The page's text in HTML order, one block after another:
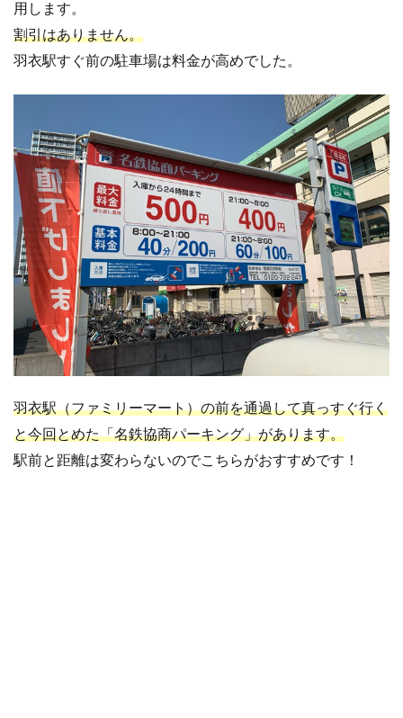
用します。
割引はありません。
羽衣駅すぐ前の駐車場は料金が高めでした。
羽衣駅（ファミリーマート）の前を通過して真っすぐ行く
と今回とめた「名鉄協商パーキング」があります。
駅前と距離は変わらないのでこちらがおすすめです！